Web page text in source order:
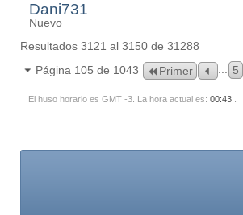
Dani731
Nuevo
Resultados 3121 al 3150 de 31288
Página 105 de 1043
Primer 5
El huso horario es GMT -3. La hora actual es: 00:43